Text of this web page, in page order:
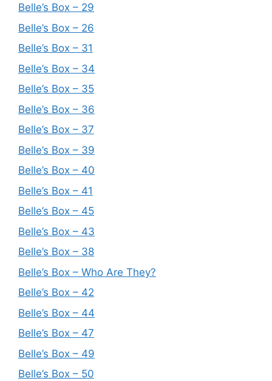
Belle’s Box – 29
Belle’s Box – 26
Belle’s Box – 31
Belle’s Box – 34
Belle’s Box – 35
Belle’s Box – 36
Belle’s Box – 37
Belle’s Box – 39
Belle’s Box – 40
Belle’s Box – 41
Belle’s Box – 45
Belle’s Box – 43
Belle’s Box – 38
Belle’s Box – Who Are They?
Belle’s Box – 42
Belle’s Box – 44
Belle’s Box – 47
Belle’s Box – 49
Belle’s Box – 50